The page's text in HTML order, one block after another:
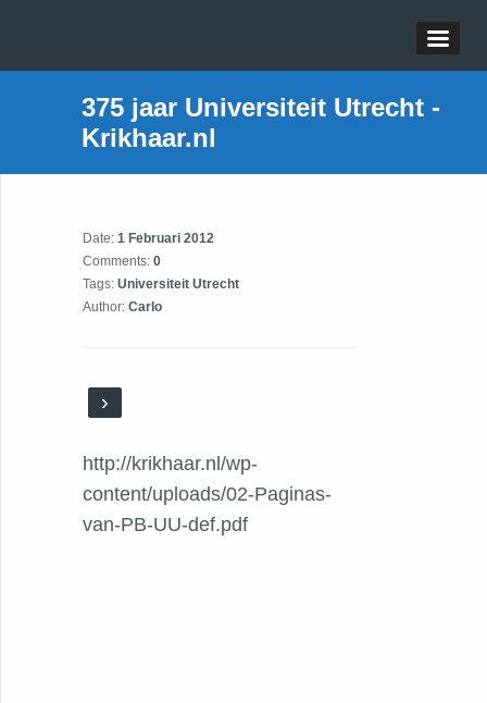
375 jaar Universiteit Utrecht -
Krikhaar.nl
Date: 1 Februari 2012
Comments: 0
Tags: Universiteit Utrecht
Author: Carlo
›
http://krikhaar.nl/wp-
content/uploads/02-Paginas-
van-PB-UU-def.pdf